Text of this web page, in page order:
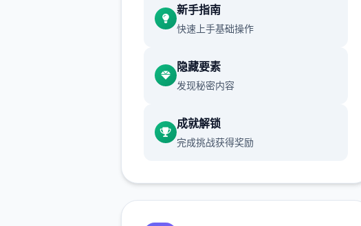
了威能力800000的「管理弊冲
撞」，
个臂段不管事什么样的对手都能够
打倒...(虽然一场搏斗中只能使用一
次)
新手指南
快速上手基础操作
隐藏要素
发现秘密内容
成就解锁
完成挑战获得奖励